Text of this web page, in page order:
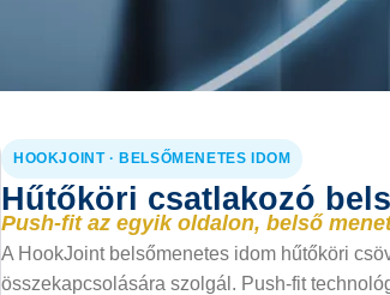
HOOKJOINT · BELSŐMENETES IDOM
Hűtőköri csatlakozó
Push-fit az egyik oldalon, belső
A HookJoint belsőmenetes idom hűtőköri
összekapcsolására szolgál. Push-fit